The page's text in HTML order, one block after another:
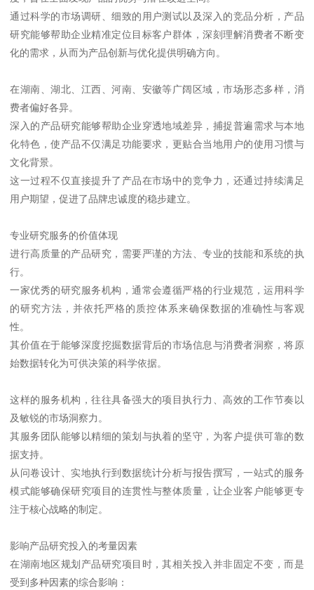
通过科学的市场调研、细致的用户测试以及深入的竞品分析，产品
研究能够帮助企业精准定位目标客户群体，深刻理解消费者不断变
化的需求，从而为产品创新与优化提供明确方向。
在湖南、湖北、江西、河南、安徽等广阔区域，市场形态多样，消
费者偏好各异。
深入的产品研究能够帮助企业穿透地域差异，捕捉普遍需求与本地
化特色，使产品不仅满足功能要求，更贴合当地用户的使用习惯与
文化背景。
这一过程不仅直接提升了产品在市场中的竞争力，还通过持续满足
用户期望，促进了品牌忠诚度的稳步建立。
专业研究服务的价值体现
进行高质量的产品研究，需要严谨的方法、专业的技能和系统的执
行。
一家优秀的研究服务机构，通常会遵循严格的行业规范，运用科学
的研究方法，并依托严格的质控体系来确保数据的准确性与客观
性。
其价值在于能够深度挖掘数据背后的市场信息与消费者洞察，将原
始数据转化为可供决策的科学依据。
这样的服务机构，往往具备强大的项目执行力、高效的工作节奏以
及敏锐的市场洞察力。
其服务团队能够以精细的策划与执着的坚守，为客户提供可靠的数
据支持。
从问卷设计、实地执行到数据统计分析与报告撰写，一站式的服务
模式能够确保研究项目的连贯性与整体质量，让企业客户能够更专
注于核心战略的制定。
影响产品研究投入的考量因素
在湖南地区规划产品研究项目时，其相关投入并非固定不变，而是
受到多种因素的综合影响：